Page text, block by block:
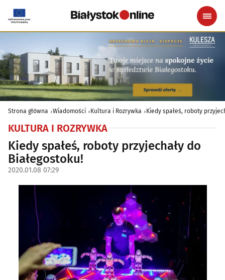
Strona główna Wiadomości Kultura i Rozrywka Kiedy spałeś, roboty
KULTURA I ROZRYWKA
Kiedy spałeś, roboty przyjechały do
Białegostoku!
2020.01.08 07:29